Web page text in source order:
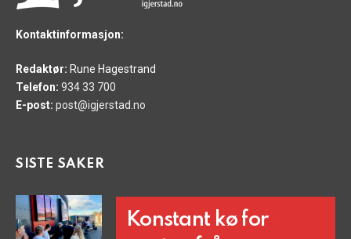
Kontaktinformasjon:
Redaktør: Rune Hagestrand
Telefon: 934 33 700
E-post: post@igjerstad.no
SISTE SAKER
Konstant kø for